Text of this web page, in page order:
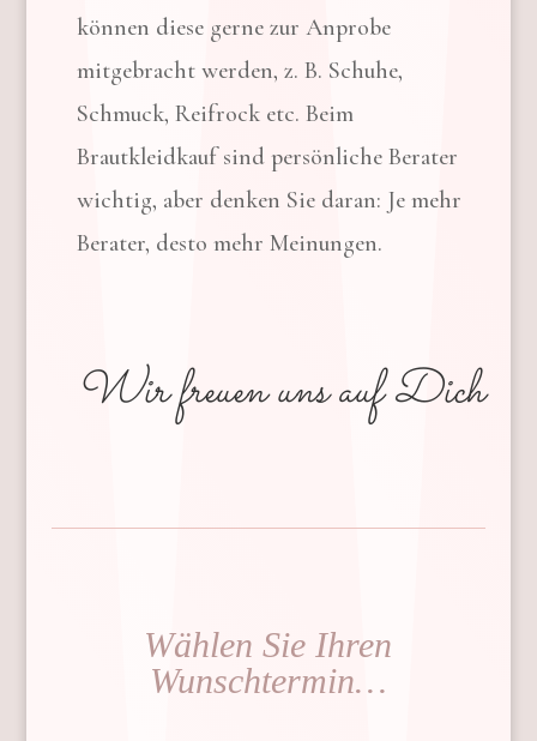
können diese gerne zur Anprobe
mitgebracht werden, z. B. Schuhe,
Schmuck, Reifrock etc. Beim
Brautkleidkauf sind persönliche Berater
wichtig, aber denken Sie daran: Je mehr
Berater, desto mehr Meinungen.
Wir freuen uns auf Dich
Wählen Sie Ihren
Wunschtermin…